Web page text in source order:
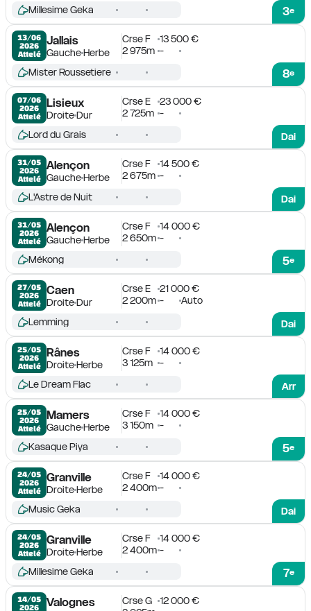
3e
Millesime Geka
13/06
2026
Attelé
Jallais
GaucheHerbe
Crse F
13 500 €
2 975m -
8e
Mister Roussetiere
07/06
2026
Attelé
Lisieux
DroiteDur
Crse E
23 000 €
2 725m -
Dai
Lord du Grais
31/05
2026
Attelé
Alençon
GaucheHerbe
Crse F
14 500 €
2 675m -
Dai
L'Astre de Nuit
31/05
2026
Attelé
Alençon
GaucheHerbe
Crse F
14 000 €
2 650m -
5e
Mékong
27/05
2026
Attelé
Caen
DroiteDur
Crse E
21 000 €
2 200m -
Auto
Dai
Lemming
25/05
2026
Attelé
Rânes
DroiteHerbe
Crse F
14 000 €
3 125m -
Arr
Le Dream Flac
25/05
2026
Attelé
Mamers
GaucheHerbe
Crse F
14 000 €
3 150m -
5e
Kasaque Piya
24/05
2026
Attelé
Granville
DroiteHerbe
Crse F
14 000 €
2 400m -
Dai
Music Geka
24/05
2026
Attelé
Granville
DroiteHerbe
Crse F
14 000 €
2 400m -
7e
Millesime Geka
14/05
2026
Valognes Crse G
12 000 €